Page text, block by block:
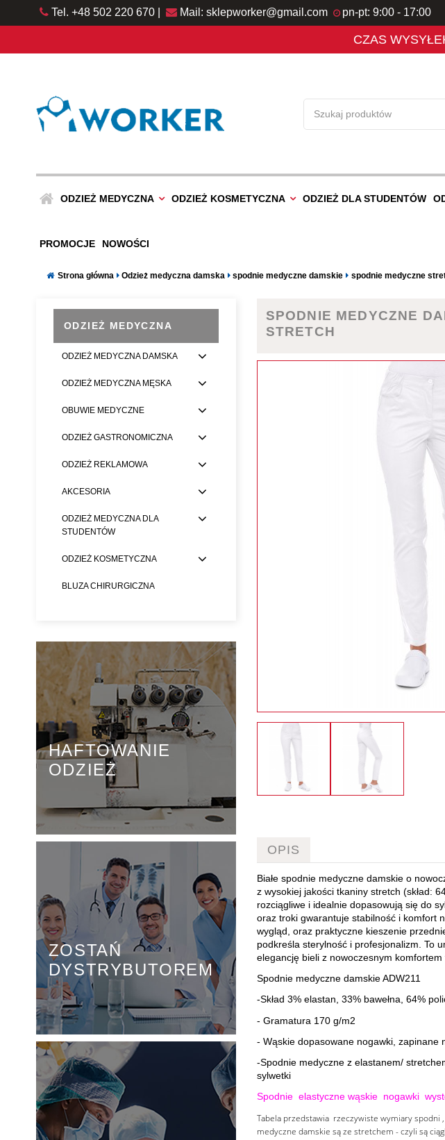
Tel. +48 502 220 670 Mail: sklepworker@gmail.com pn-pt: 9:00 - 17:00
CZAS
ODZIEŻ MEDYCZNA ODZIEŻ KOSMETYCZNA ODZIEŻ DLA STUDENTÓW
PROMOCJE NOWOŚCI
Strona główna Odzież medyczna damska spodnie medyczne damskie spodnie medyczne
SPODNIE MEDYCZNE
STRETCH
OPIS
Białe spodnie medyczne damskieo
z wysokiej jakości tkaniny stretch (skład:
rozciągliwe i idealnie dopasowują się do
oraz troki gwarantuje stabilność i komfort
wygląd, oraz praktyczne kieszenie
podkreśla sterylność i profesjonalizm. To
elegancję bieli z nowoczesnym komfortem
Spodnie medyczne damskie ADW211
-Skład 3% elastan, 33% bawełna, 64%
- Gramatura 170 g/m2
- Wąskie dopasowane nogawki, zapinane
-Spodnie medyczne z elastanem/
sylwetki
Spodnie elastyczne wąskie nogawki
Tabela przedstawia rzeczywiste wymiary spodni
medyczne damskie są ze stretchem - czyli są
ODZIEŻ MEDYCZNA
ODZIEŻ MEDYCZNA DAMSKA
ODZIEŻ MEDYCZNA MĘSKA
OBUWIE MEDYCZNE
ODZIEŻ GASTRONOMICZNA
ODZIEŻ REKLAMOWA
AKCESORIA
ODZIEŻ MEDYCZNA DLA
STUDENTÓW
ODZIEŻ KOSMETYCZNA
BLUZA CHIRURGICZNA
HAFTOWANIE
ODZIEŻ
ZOSTAŃ
DYSTRYBUTOREM